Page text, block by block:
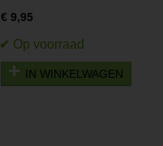
€ 9,95
IN WINKELWAGEN